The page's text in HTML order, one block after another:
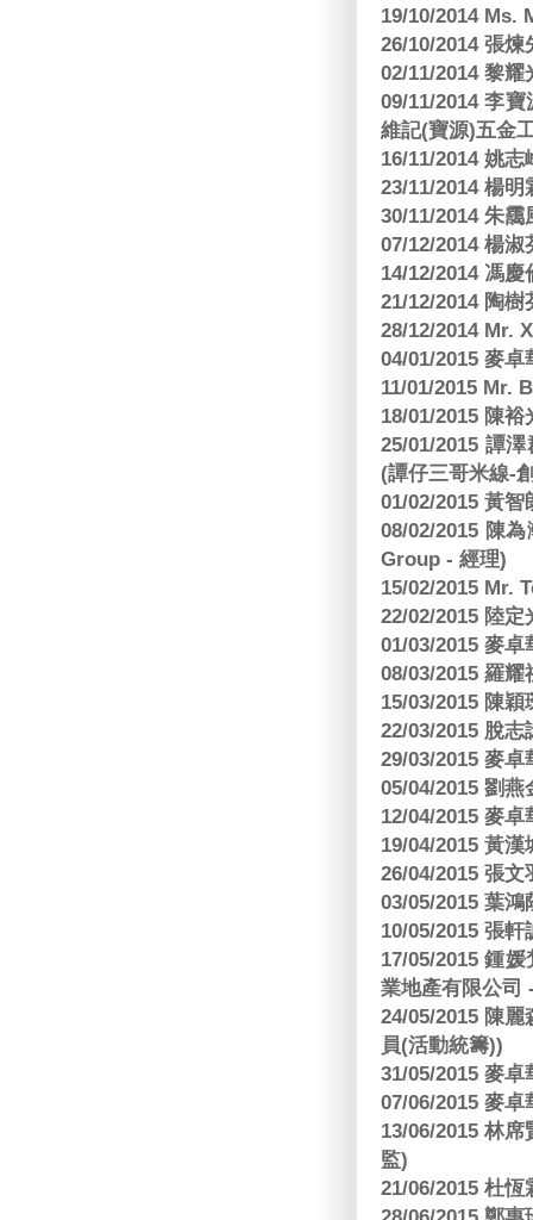
19/10/2014 Ms.
26/10/2014 張
02/11/2014 黎
09/11/2014 李
維記(寶源)五金
16/11/2014 姚
23/11/2014 楊
30/11/2014 朱
07/12/2014 楊
14/12/2014 馮
21/12/2014 陶
28/12/2014 Mr.
04/01/2015 麥
11/01/2015 Mr.
18/01/2015 陳
25/01/2015 譚
(譚仔三哥米線-
01/02/2015 黃
08/02/2015 陳
Group - 經理)
15/02/2015 Mr.
22/02/2015 陸
01/03/2015 麥
08/03/2015 羅
15/03/2015 陳
22/03/2015 脫
29/03/2015 麥
05/04/2015 劉
12/04/2015 麥
19/04/2015 黃
26/04/2015 張
03/05/2015 葉
10/05/2015 張
17/05/2015 鍾
業地產有限公司
24/05/2015 陳
員(活動統籌))
31/05/2015 麥
07/06/2015 麥
13/06/2015 林
監)
21/06/2015 杜